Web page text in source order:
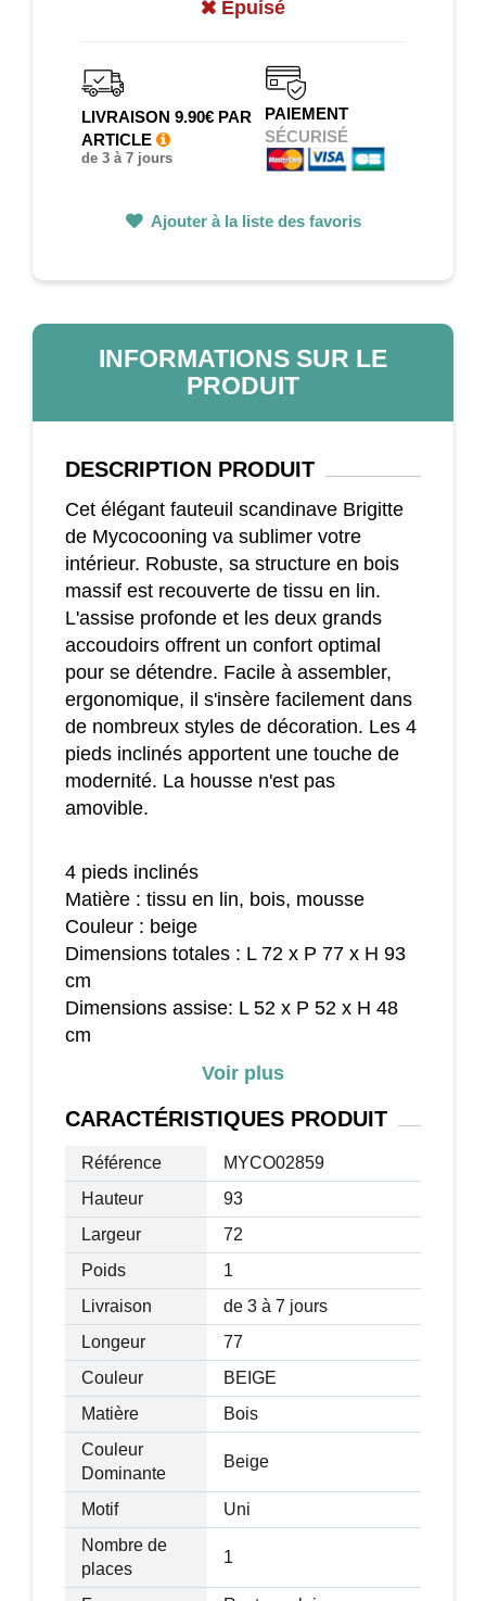
Épuisé
LIVRAISON 9.90€ PAR
ARTICLE
de 3 à 7 jours
PAIEMENT
SÉCURISÉ
Ajouter à la liste des favoris
INFORMATIONS SUR LE
PRODUIT
DESCRIPTION PRODUIT
Cet élégant fauteuil scandinave Brigitte
de Mycocooning va sublimer votre
intérieur. Robuste, sa structure en bois
massif est recouverte de tissu en lin.
L'assise profonde et les deux grands
accoudoirs offrent un confort optimal
pour se détendre. Facile à assembler,
ergonomique, il s'insère facilement dans
de nombreux styles de décoration. Les 4
pieds inclinés apportent une touche de
modernité. La housse n'est pas
amovible.
4 pieds inclinés
Matière : tissu en lin, bois, mousse
Couleur : beige
Dimensions totales : L 72 x P 77 x H 93
cm
Dimensions assise: L 52 x P 52 x H 48
cm
Hauteur dossier : 46 cm
Dimensions accoudoirs : L 65 x l 10 x H
38 cm
Hauteur pieds : 26 cm
Capacité maximale : 150 kg
Voir plus
CARACTÉRISTIQUES PRODUIT
Référence
MYCO02859
Hauteur
93
Largeur
72
Poids
1
Livraison
de 3 à 7 jours
Longeur
77
Couleur
BEIGE
Matière
Bois
Couleur
Dominante
Beige
Motif
Uni
Nombre de
places
1